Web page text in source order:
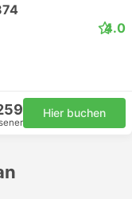
4.0
Hier buchen